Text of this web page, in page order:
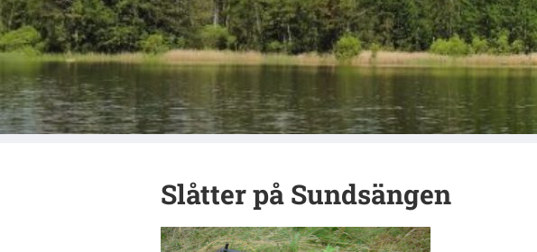
Fd Sevedebygdens
Slåtter på Sundsängen